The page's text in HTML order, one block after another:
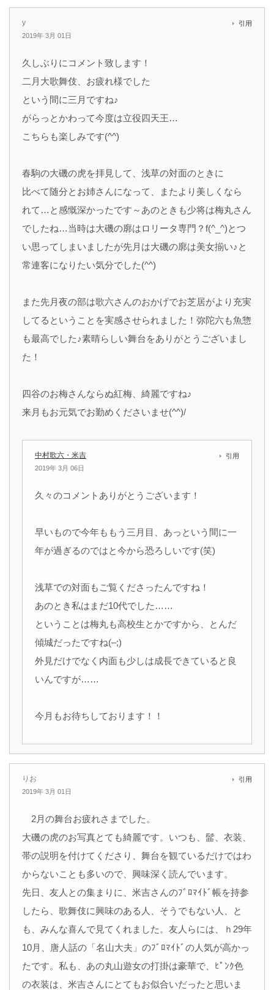
y
2019年 3月 01日
引用
久しぶりにコメント致します！
二月大歌舞伎、お疲れ様でした
という間に三月ですね♪
がらっとかわって今度は立役四天王…
こちらも楽しみです(^^)
春駒の大磯の虎を拝見して、浅草の対面のときに
比べて随分とお姉さんになって、またより美しくなら
れて…と感慨深かったです～あのときも少将は梅丸さん
でしたね…当時は大磯の廓はロリータ専門？f(^_^)とつ
い思ってしまいましたが先月は大磯の廓は美女揃い♪と
常連客になりたい気分でした(^^)
また先月夜の部は歌六さんのおかげでお芝居がより充実
してるということを実感させられました！弥陀六も魚惣
も最高でした♪素晴らしい舞台をありがとうございまし
た！
四谷のお梅さんならぬ紅梅、綺麗ですね♪
来月もお元気でお勤めくださいませ(^^)/
中村歌六・米吉
2019年 3月 06日
引用
久々のコメントありがとうございます！
早いもので今年ももう三月目、あっという間に一
年が過ぎるのではと今から恐ろしいです(笑)
浅草での対面もご覧くださったんですね！
あのとき私はまだ10代でした……
ということは梅丸も高校生とかですから、とんだ
傾城だったですね(–;)
外見だけでなく内面も少しは成長できていると良
いんですが……
今月もお待ちしております！！
りお
2019年 3月 01日
引用
2月の舞台お疲れさまでした。
大磯の虎のお写真とても綺麗です。いつも、髷、衣装、
帯の説明を付けてくださり、舞台を観ているだけではわ
からないことも多いので、興味深く読んでいます。
先日、友人との集まりに、米吉さんのﾌﾞﾛﾏｲﾄﾞ帳を持参
したら、歌舞伎に興味のある人、そうでもない人、と
も、みんな喜んで見てくれました。友人らには、ｈ29年
10月、唐人話の「名山大夫」のﾌﾞﾛﾏｲﾄﾞの人気が高かっ
たです。私も、あの丸山遊女の打掛は豪華で、ﾋﾟﾝｸ色
の衣装は、米吉さんにとてもお似合いだったと思いま